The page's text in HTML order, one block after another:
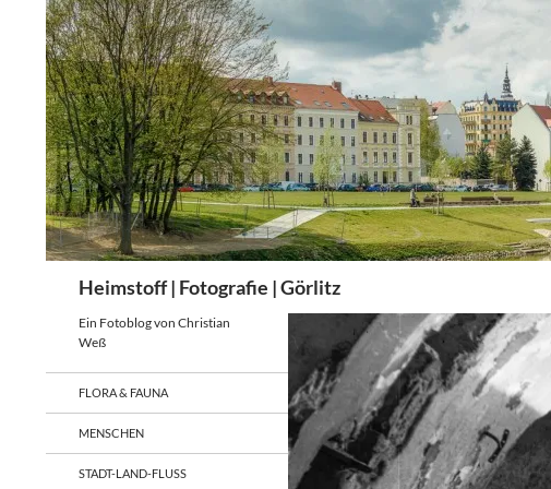
springen
Heimstoff | Fotografie | Görlitz
Ein Fotoblog von Christian
Weß
FLORA & FAUNA
MENSCHEN
STADT-LAND-FLUSS